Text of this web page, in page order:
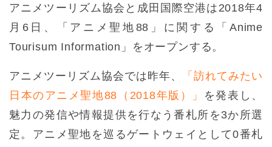
アニメツーリズム協会と成田国際空港は2018年4
月6日、「アニメ聖地88」に関する「Anime
Tourisum Information」をオープンする。
アニメツーリズム協会では昨年、
「訪れてみたい
日本のアニメ聖地88（2018年版）」
を発表し、
魅力の発信や情報提供を行なう番札所を3か所選
定。アニメ聖地を巡るゲートウェイとして0番札